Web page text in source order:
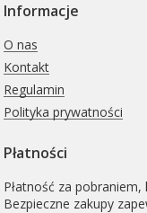
Informacje
O nas
Kontakt
Regulamin
Polityka prywatności
Płatności
Płatność za
Bezpieczne zakupy